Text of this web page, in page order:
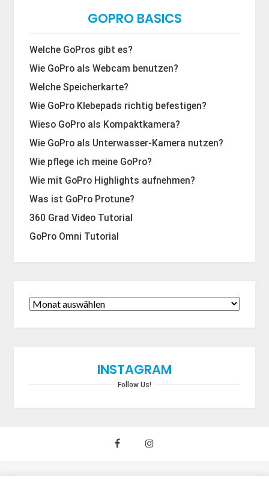
GOPRO BASICS
Welche GoPros gibt es?
Wie GoPro als Webcam benutzen?
Welche Speicherkarte?
Wie GoPro Klebepads richtig befestigen?
Wieso GoPro als Kompaktkamera?
Wie GoPro als Unterwasser-Kamera nutzen?
Wie pflege ich meine GoPro?
Wie mit GoPro Highlights aufnehmen?
Was ist GoPro Protune?
360 Grad Video Tutorial
GoPro Omni Tutorial
INSTAGRAM
Follow Us!